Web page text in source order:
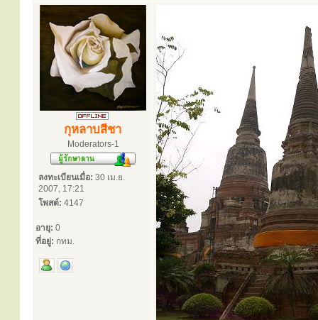
กุหลาบสีชา
Moderators-1
ลงทะเบียนเมื่อ: 30 เม.ย.
2007, 17:21
โพสต์: 4147
อายุ: 0
ที่อยู่: กทม.